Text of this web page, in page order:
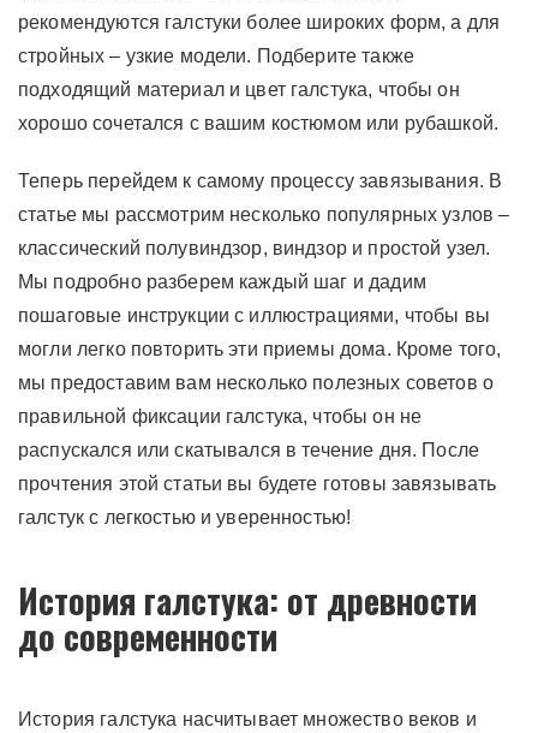
рекомендуются галстуки более широких форм, а для
стройных – узкие модели. Подберите также
подходящий материал и цвет галстука, чтобы он
хорошо сочетался с вашим костюмом или рубашкой.
Теперь перейдем к самому процессу завязывания. В
статье мы рассмотрим несколько популярных узлов –
классический полувиндзор, виндзор и простой узел.
Мы подробно разберем каждый шаг и дадим
пошаговые инструкции с иллюстрациями, чтобы вы
могли легко повторить эти приемы дома. Кроме того,
мы предоставим вам несколько полезных советов о
правильной фиксации галстука, чтобы он не
распускался или скатывался в течение дня. После
прочтения этой статьи вы будете готовы завязывать
галстук с легкостью и уверенностью!
История галстука: от древности
до современности
История галстука насчитывает множество веков и